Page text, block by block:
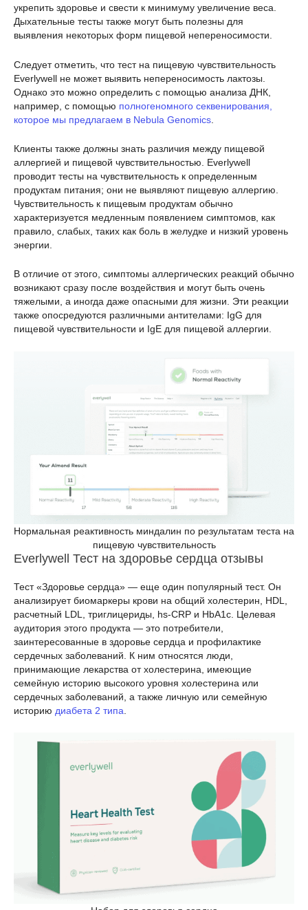
укрепить здоровье и свести к минимуму увеличение веса.
Дыхательные тесты также могут быть полезны для
выявления некоторых форм пищевой непереносимости.
Следует отметить, что тест на пищевую чувствительность
Everlywell не может выявить непереносимость лактозы.
Однако это можно определить с помощью анализа ДНК,
например, с помощью полногеномного секвенирования,
которое мы предлагаем в Nebula Genomics
Клиенты также должны знать различия между пищевой
аллергией и пищевой чувствительностью. Everlywell
проводит тесты на чувствительность к определенным
продуктам питания; они не выявляют пищевую аллергию.
Чувствительность к пищевым продуктам обычно
характеризуется медленным появлением симптомов, как
правило, слабых, таких как боль в желудке и низкий уровень
энергии.
В отличие от этого, симптомы аллергических реакций обычно
возникают сразу после воздействия и могут быть очень
тяжелыми, а иногда даже опасными для жизни. Эти реакции
также опосредуются различными антителами: IgG для
пищевой чувствительности и IgE для пищевой аллергии.
Нормальная реактивность миндалин по результатам теста на
пищевую чувствительность
Everlywell Тест на здоровье сердца отзывы
Тест «Здоровье сердца» — еще один популярный тест. Он
анализирует биомаркеры крови на общий холестерин, HDL,
расчетный LDL, триглицериды, hs-CRP и HbA1c. Целевая
аудитория этого продукта — это потребители,
заинтересованные в здоровье сердца и профилактике
сердечных заболеваний. К ним относятся люди,
принимающие лекарства от холестерина, имеющие
семейную историю высокого уровня холестерина или
сердечных заболеваний, а также личную или семейную
историю диабета 2 типа